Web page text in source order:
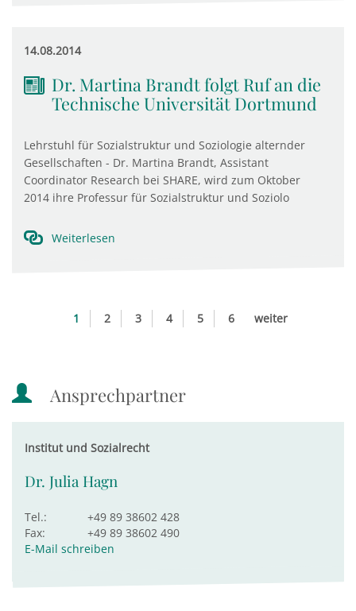
14.08.2014
Dr. Martina Brandt folgt Ruf an die
Technische Universität Dortmund
Lehrstuhl für Sozialstruktur und Soziologie alternder
Gesellschaften - Dr. Martina Brandt, Assistant
Coordinator Research bei SHARE, wird zum Oktober
2014 ihre Professur für Sozialstruktur und Soziolo
Weiterlesen
1 2 3 4 5 6 weiter
Ansprechpartner
Institut und Sozialrecht
Dr. Julia Hagn
Tel.:
+49 89 38602 428
Fax:
+49 89 38602 490
E-Mail schreiben